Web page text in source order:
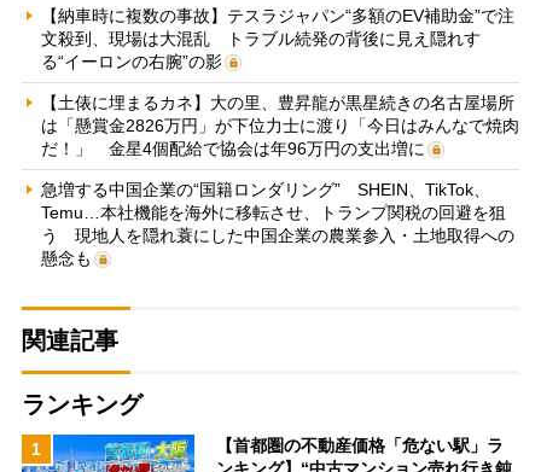
【納車時に複数の事故】テスラジャパン“多額のEV補助金”で注
文殺到、現場は大混乱 トラブル続発の背後に見え隠れす
る“イーロンの右腕”の影
【土俵に埋まるカネ】大の里、豊昇龍が黒星続きの名古屋場所
は「懸賞金2826万円」が下位力士に渡り「今日はみんなで焼肉
だ！」 金星4個配給で協会は年96万円の支出増に
急増する中国企業の“国籍ロンダリング” SHEIN、TikTok、
Temu…本社機能を海外に移転させ、トランプ関税の回避を狙
う 現地人を隠れ蓑にした中国企業の農業参入・土地取得への
懸念も
関連記事
ランキング
1
【首都圏の不動産価格「危ない駅」ラ
ンキング】“中古マンション売れ行き鈍